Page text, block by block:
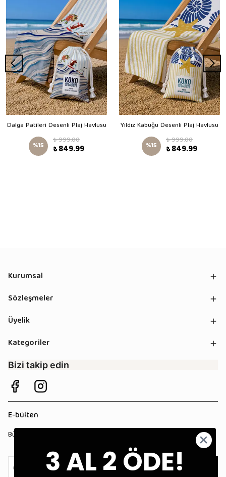
Dalga Patileri Desenli Plaj Havlusu
%15 ₺ 999.00
₺ 849.99
Yıldız Kabuğu Desenli Plaj Havlusu
%15 ₺ 999.00
₺ 849.99
Kurumsal
Sözleşmeler
Üyelik
Kategoriler
Bizi takip edin
E-bülten
Bültenimize kaydolun, tüm kampanyalardan anında haberdar olun!
3 AL 2 ÖDE!